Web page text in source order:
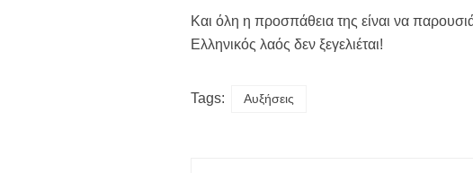
Και όλη η προσπάθεια της είναι να
Ελληνικός λαός δεν ξεγελιέται!
Tags: Αυξήσεις